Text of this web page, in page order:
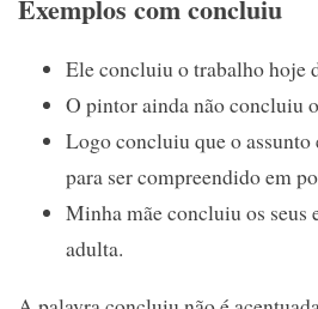
Exemplos com concluiu
Ele concluiu o trabalho hoje
O pintor ainda não concluiu
Logo concluiu que o assunto
para ser compreendido em
Minha mãe concluiu os seus
adulta.